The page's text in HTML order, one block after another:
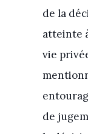
de la
atteinte
vie
de